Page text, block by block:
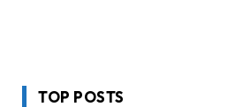
TOP POSTS